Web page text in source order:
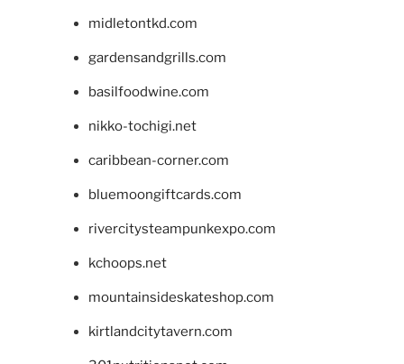
midletontkd.com
gardensandgrills.com
basilfoodwine.com
nikko-tochigi.net
caribbean-corner.com
bluemoongiftcards.com
rivercitysteampunkexpo.com
kchoops.net
mountainsideskateshop.com
kirtlandcitytavern.com